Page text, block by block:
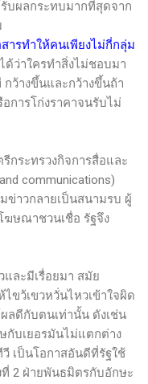
บผลกระทบมากที่สุดจาก
ารทำให้คนเพียงไม่กี่กลุ่ม
ว่าใครทำสิ่งไม่ชอบมา
ว้างขึ้นและกว้างขึ้นถ้า
การโก่งราคาจนรับไม่
กระทรวงกิจการสื่อและ
communications)
ข่าวกลายเป็นสนามรบ ผู้
ฆษณาชวนเชื่อ รัฐจึง
ละมีเรื่อยมา สมัย
ขว้เขวหวั่นไหวเข้าใจผิด
ลดีกับตนเท่านั้น ดังเช่น
กับเยอรมันไม่แตกต่าง
เป็นโอกาสอันดีที่รัฐใช้
2 ฝ่ายพันธมิตรกับอักษะ